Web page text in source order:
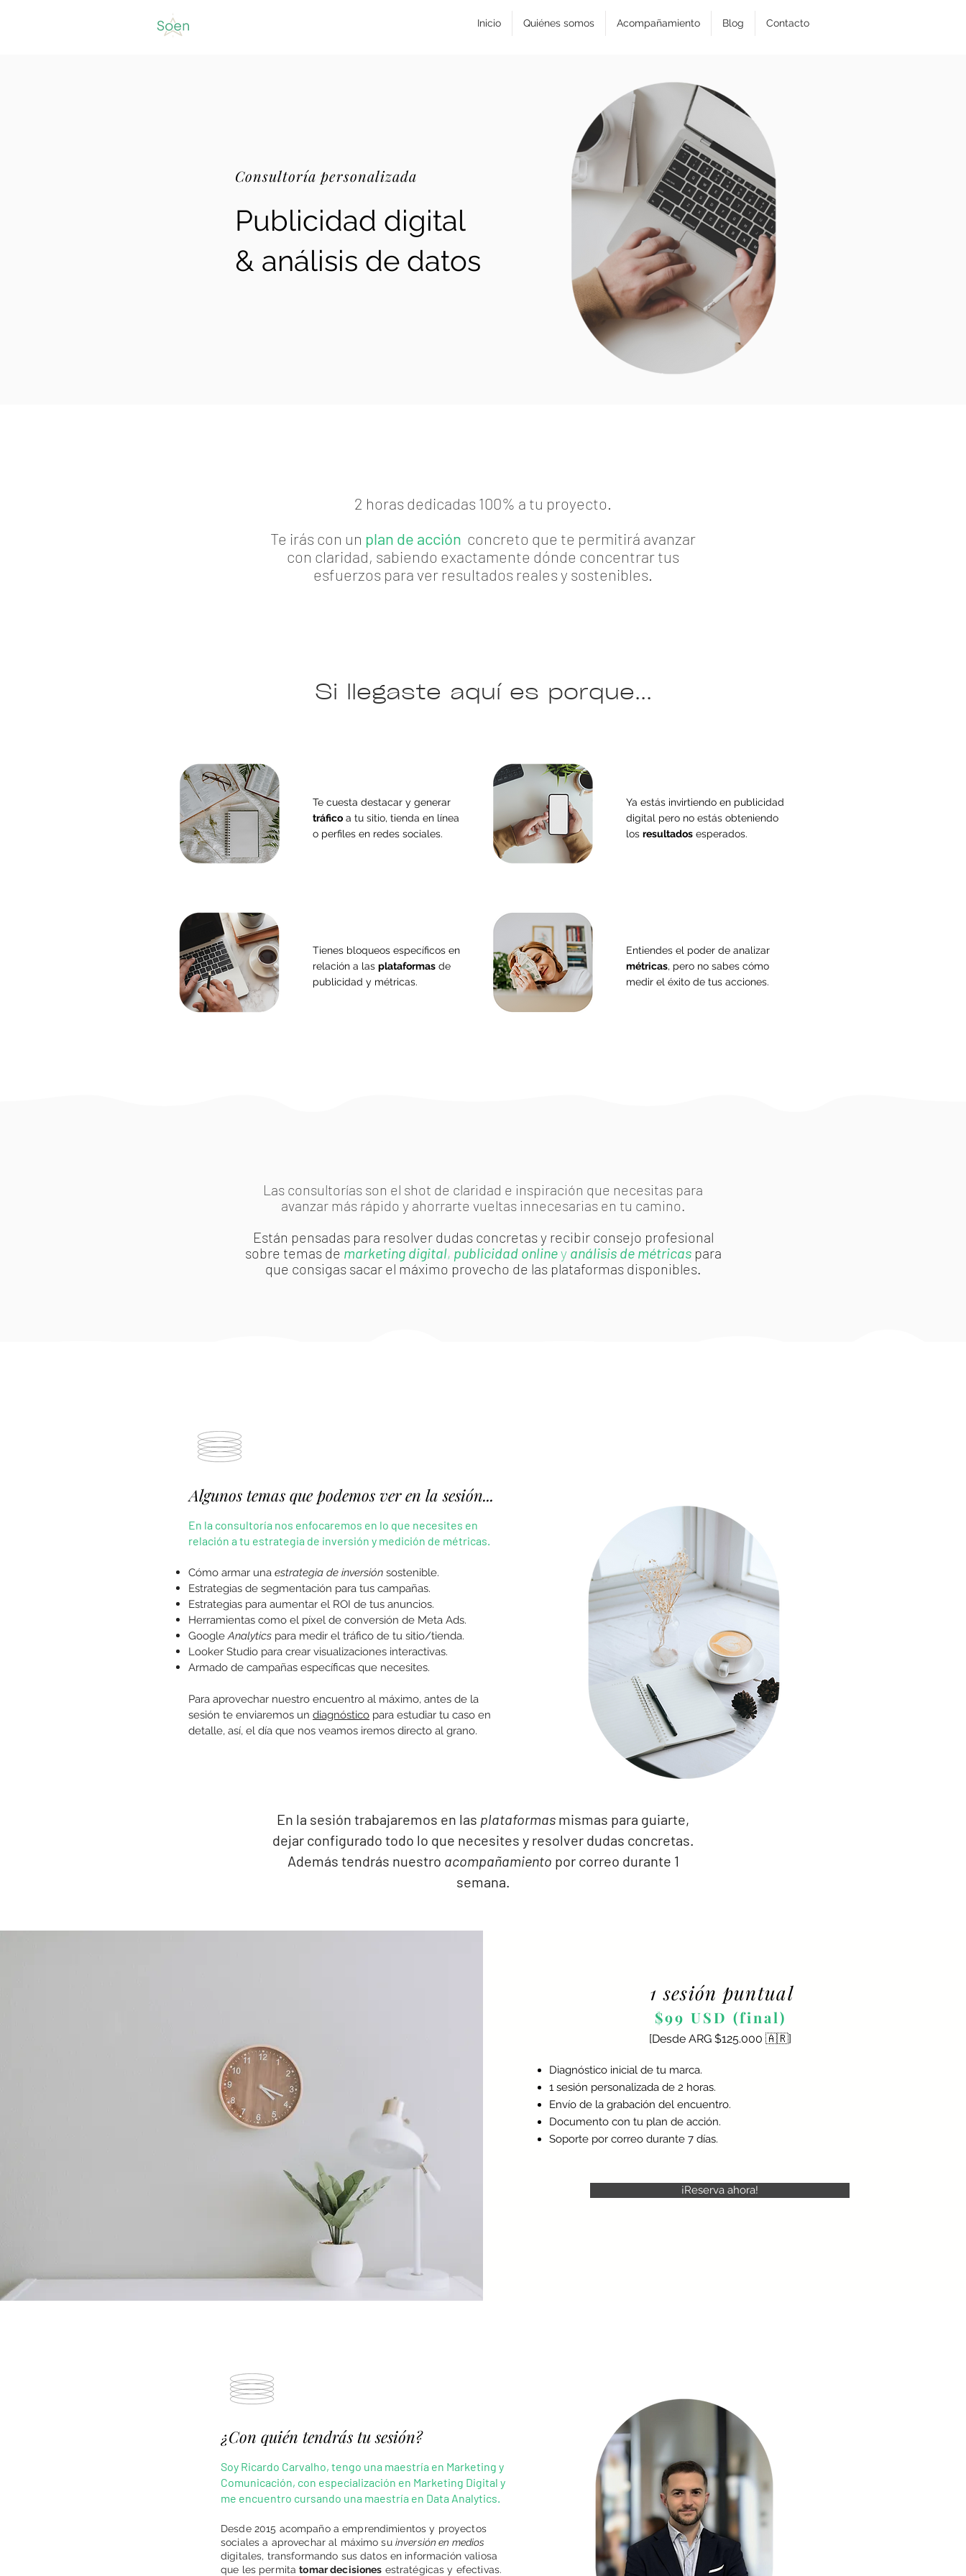
Inicio Quiénes somos Acompañamiento Blog Contacto
Consultoría personalizada
Publicidad digital
& análisis de datos
2 horas dedicadas 100% a tu proyecto.
Te irás con un plan de acción concreto que te permitirá avanzar
con claridad, sabiendo exactamente dónde concentrar tus
esfuerzos para ver resultados reales y sostenibles.
Si llegaste aquí es porque...
Te cuesta destacar y generar
tráfico a tu sitio, tienda en línea
o perfiles en redes sociales.
Ya estás invirtiendo en publicidad
digital pero no estás obteniendo
los resultados esperados.
Tienes bloqueos específicos en
relación a las plataformas de
publicidad y métricas.
Entiendes el poder de analizar
métricas, pero no sabes cómo
medir el éxito de tus acciones.
Las consultorías son el shot de claridad e inspiración que necesitas para
avanzar más rápido y ahorrarte vueltas innecesarias en tu camino.
Están pensadas para resolver dudas concretas y recibir consejo profesional
sobre temas de marketing digital, publicidad onliney análisis de métricas para
que consigas sacar el máximo provecho de las plataformas disponibles.
Algunos temas que podemos ver en la sesión...
En la consultoría nos enfocaremos en lo que necesites en
relación a tu estrategia de inversión y medición de métricas.
Cómo armar una estrategia de inversión sostenible.
Estrategias de segmentación para tus campañas.
Estrategias para aumentar el ROI de tus anuncios.
Herramientas como el píxel de conversión de Meta Ads.
GoogleAnalytics para medir el tráfico de tu sitio/tienda.
Looker Studio para crear visualizaciones interactivas.
Armado de campañas específicas que necesites.
Para aprovechar nuestro encuentro al máximo, antes de la
sesión te enviaremos un diagnóstico para estudiar tu caso en
detalle, así, el día que nos veamos iremos directo al grano.
​En la sesión trabajaremos en las plataformas mismas para guiarte,
dejar configurado todo lo que necesites y resolver dudas concretas.
Además tendrás nuestro acompañamiento por correo durante 1
semana.
1 sesión puntual
$99 USD (final)
[Desde ARG $125.000 🇦🇷]
Diagnóstico inicial de tu marca.
1 sesión personalizada de 2 horas.
Envío de la grabación del encuentro.
Documento con tu plan de acción.
Soporte por correo durante 7 días.
¡Reserva ahora!
¿Con quién tendrás tu sesión?
Soy Ricardo Carvalho, tengo una maestría en Marketing y
Comunicación, con especialización en Marketing Digital y
me encuentro cursando una maestría en Data Analytics.
Desde 2015 acompaño a emprendimientos y proyectos
sociales a aprovechar al máximo su inversión en medios
digitales, transformando sus datos en información valiosa
que les permitatomar decisiones estratégicas y efectivas.